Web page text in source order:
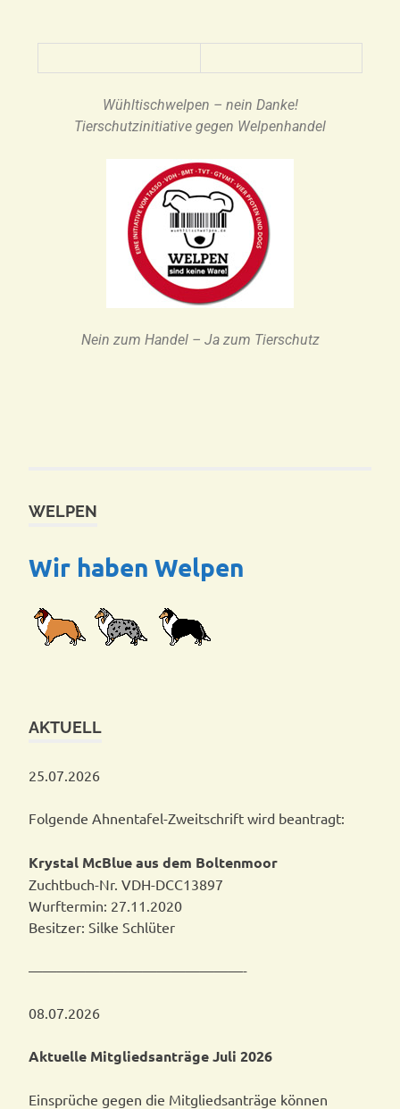
Wühltischwelpen – nein Danke!
Tierschutzinitiative gegen Welpenhandel
Nein zum Handel – Ja zum Tierschutz
WELPEN
Wir haben Welpen
AKTUELL
25.07.2026
Folgende Ahnentafel-Zweitschrift wird beantragt:
Krystal McBlue aus dem Boltenmoor
Zuchtbuch-Nr. VDH-DCC13897
Wurftermin: 27.11.2020
Besitzer: Silke Schlüter
———————————————-
08.07.2026
Aktuelle Mitgliedsanträge Juli 2026
Einsprüche gegen die Mitgliedsanträge können